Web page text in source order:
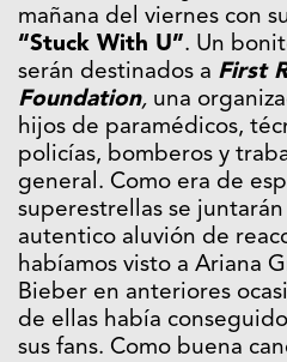
mañana del viernes con
“Stuck With U”. Un
serán destinados a First
Foundation, una
hijos de paramédicos,
policías, bomberos y
general. Como era de
superestrellas se
autentico aluvión de
habíamos visto a Ariana
Bieber en anteriores
de ellas había
sus fans. Como buena